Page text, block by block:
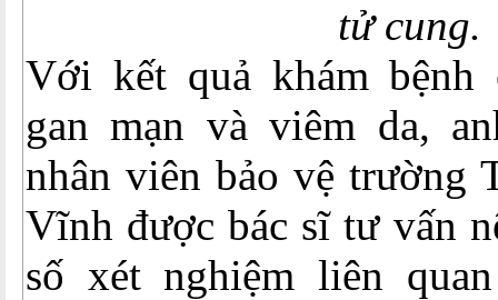
tử cung.
Với kết quả khám bệnh
gan mạn và viêm da,
nhân viên bảo vệ trường
Vĩnh được bác sĩ tư vấn
số xét nghiệm liên